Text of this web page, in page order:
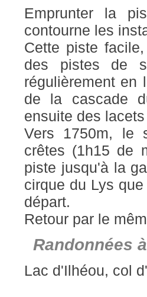
Emprunter la
contourne les
Cette piste
des pistes de
régulièrement en
de la cascade
ensuite des
Vers 1750m, le
crêtes (1h15 de
piste jusqu'à la
cirque du Lys
départ.
Retour par le
Randonnées
Lac d'Ilhéou, col